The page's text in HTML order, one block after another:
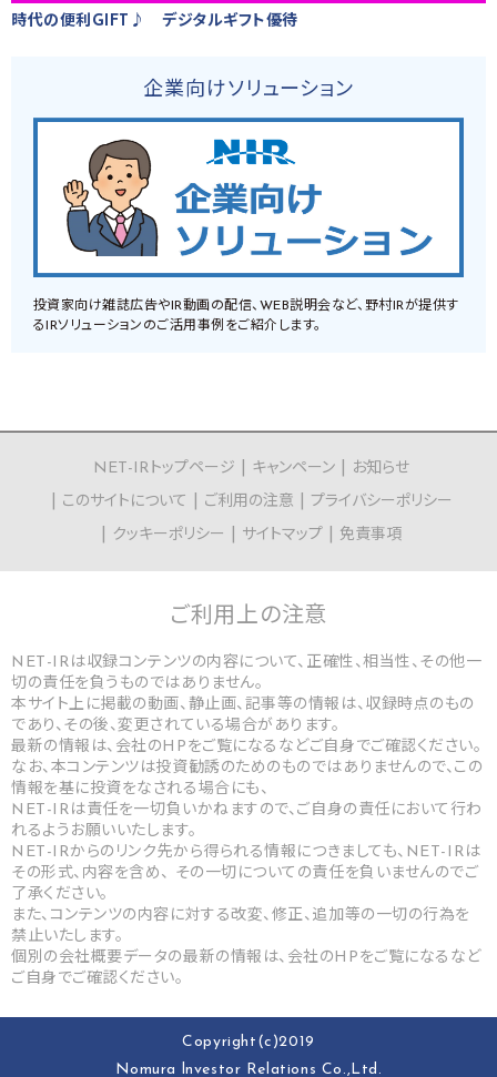
時代の便利GIFT♪ デジタルギフト優待
企業向けソリューション
投資家向け雑誌広告やIR動画の配信、WEB説明会など、野村IRが提供す
るIRソリューションのご活用事例をご紹介します。
NET-IRトップページ キャンペーン
お知らせ
このサイトについて
ご利用の注意
プライバシーポリシー
クッキーポリシー
サイトマップ 免責事項
ご利用上の注意
NET-IRは収録コンテンツの内容について、正確性、相当性、その他一
切の責任を負うものではありません。
本サイト上に掲載の動画、静止画、記事等の情報は、収録時点のもの
であり、その後、変更されている場合があります。
最新の情報は、会社のHPをご覧になるなどご自身でご確認ください。
なお、本コンテンツは投資勧誘のためのものではありませんので、この
情報を基に投資をなされる場合にも、
NET-IRは責任を一切負いかねますので、ご自身の責任において行わ
れるようお願いいたします。
NET-IRからのリンク先から得られる情報につきましても、NET-IRは
その形式、内容を含め、 その一切についての責任を負いませんのでご
了承ください。
また、コンテンツの内容に対する改変、修正、追加等の一切の行為を
禁止いたします。
個別の会社概要データの最新の情報は、会社のHPをご覧になるなど
ご自身でご確認ください。
Copyright(c)2019
Nomura lnvestor Relations Co.,Ltd.